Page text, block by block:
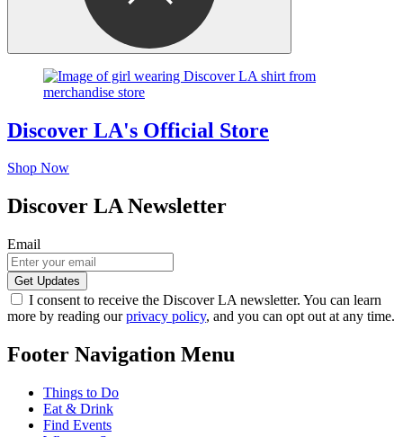
Discover LA's Official Store
Shop Now
Discover LA Newsletter
Email
I consent to receive the Discover LA newsletter. You can learn
more by reading ourprivacy policy, and you can opt out at any time.
Footer Navigation Menu
Things to Do
Eat & Drink
Find Events